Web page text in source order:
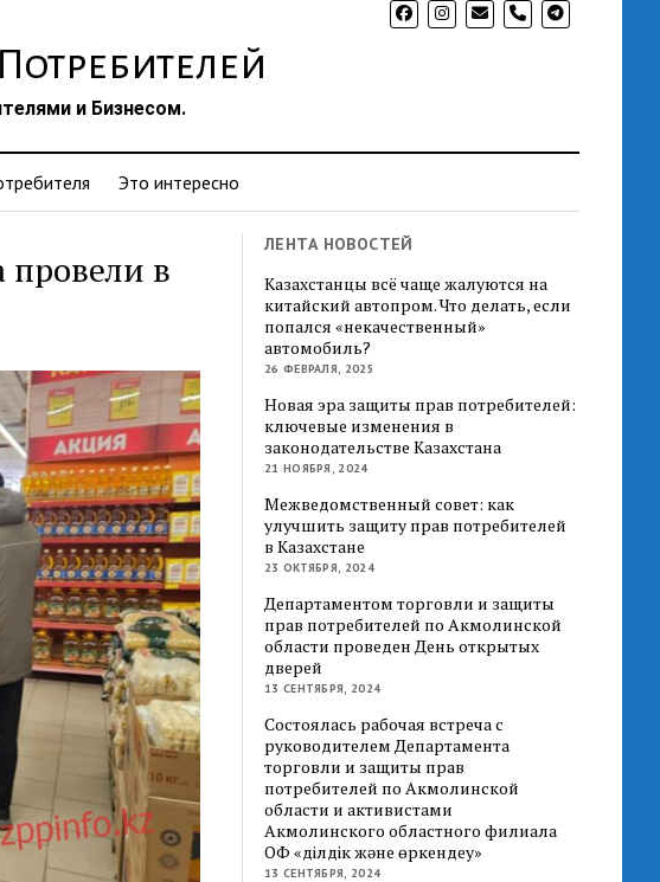
phone
и Бизнесом.
Это интересно
в
ЛЕНТА НОВОСТЕЙ
Казахстанцы всё чаще жалуются на
китайский автопром. Что делать, если
попался «некачественный»
автомобиль?
26 ФЕВРАЛЯ, 2025
Новая эра защиты прав потребителей:
ключевые изменения в
законодательстве Казахстана
21 НОЯБРЯ, 2024
Межведомственный совет: как
улучшить защиту прав потребителей
в Казахстане
23 ОКТЯБРЯ, 2024
Департаментом торговли и защиты
прав потребителей по Акмолинской
области проведен День открытых
дверей
13 СЕНТЯБРЯ, 2024
Состоялась рабочая встреча с
руководителем Департамента
торговли и защиты прав
потребителей по Акмолинской
области и активистами
Акмолинского областного филиала
ОФ «Әділдік және өркендеу»
13 СЕНТЯБРЯ, 2024